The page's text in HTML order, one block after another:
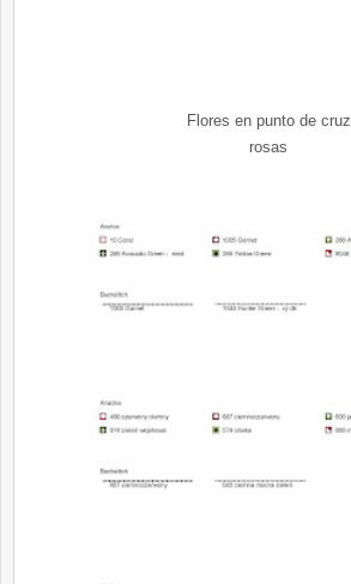
Flores en punto de cruz
rosas